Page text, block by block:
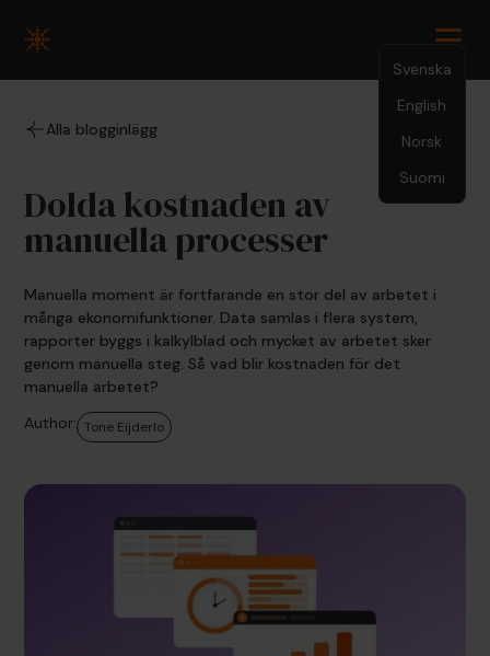
Svenska
English
Norsk
Suomi
Alla blogginlägg
Dolda kostnaden av
manuella processer
Manuella moment är fortfarande en stor del av arbetet i
många ekonomifunktioner. Data samlas i flera system,
rapporter byggs i kalkylblad och mycket av arbetet sker
genom manuella steg. Så vad blir kostnaden för det
manuella arbetet?
Author: Tone Eijderlo